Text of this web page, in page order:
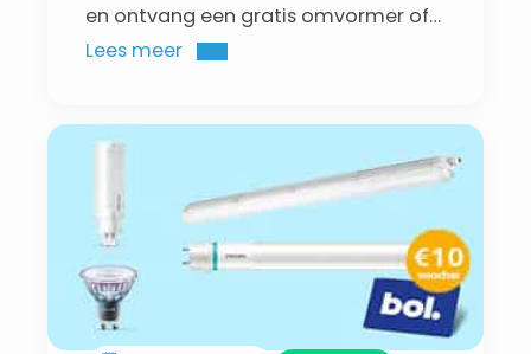
en ontvang een gratis omvormer of
S1 Power Module!
Lees meer